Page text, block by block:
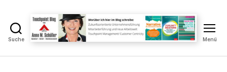
Suche
Touchpoint
Blog
Menü